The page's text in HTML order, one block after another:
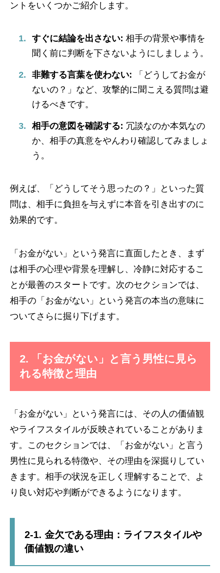
ントをいくつかご紹介します。
すぐに結論を出さない: 相手の背景や事情を
聞く前に判断を下さないようにしましょう。
非難する言葉を使わない: 「どうしてお金が
ないの？」など、攻撃的に聞こえる質問は避
けるべきです。
相手の意図を確認する: 冗談なのか本気なの
か、相手の真意をやんわり確認してみましょ
う。
例えば、「どうしてそう思ったの？」といった質
問は、相手に負担を与えずに本音を引き出すのに
効果的です。
「お金がない」という発言に直面したとき、まず
は相手の心理や背景を理解し、冷静に対応するこ
とが最善のスタートです。次のセクションでは、
相手の「お金がない」という発言の本当の意味に
ついてさらに掘り下げます。
2. 「お金がない」と言う男性に見ら
れる特徴と理由
「お金がない」という発言には、その人の価値観
やライフスタイルが反映されていることがありま
す。このセクションでは、「お金がない」と言う
男性に見られる特徴や、その理由を深掘りしてい
きます。相手の状況を正しく理解することで、よ
り良い対応や判断ができるようになります。
2-1. 金欠である理由：ライフスタイルや
価値観の違い